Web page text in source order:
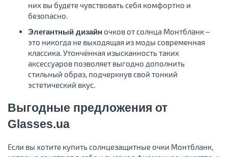
них вы будете чувствовать себя комфортно и
безопасно.
Элегантный дизайн очков от солнца Монтбланк –
это никогда не выходящая из моды современная
классика. Утончённая изысканность таких
аксессуаров позволяет выгодно дополнить
стильный образ, подчеркнув свой тонкий
эстетический вкус.
Выгодные предложения от
Glasses.ua
Если вы хотите купить солнцезащитные очки Монтбланк,